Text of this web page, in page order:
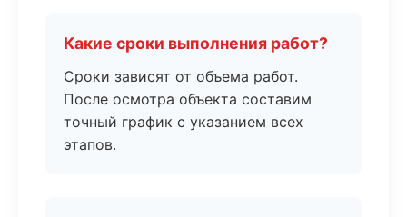
Какие сроки выполнения работ?
Сроки зависят от объема работ.
После осмотра объекта составим
точный график с указанием всех
этапов.